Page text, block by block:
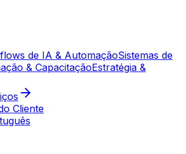
de IA & AutomaçãoSistemas de
& CapacitaçãoEstratégia &
Cliente